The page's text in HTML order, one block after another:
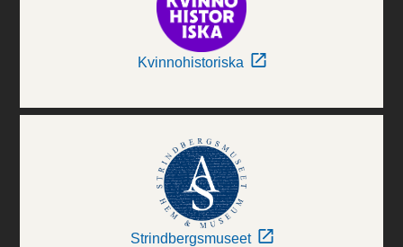
Kvinnohistoriska
Strindbergsmuseet